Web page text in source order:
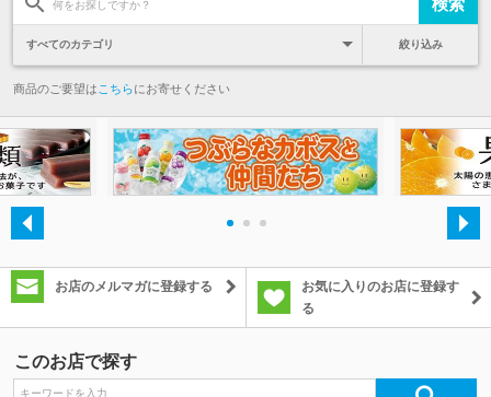
絞り込み
商品のご要望は こちらにお寄せください
お店のメルマガに登録する
お気に入りのお店に登録す
る
このお店で探す